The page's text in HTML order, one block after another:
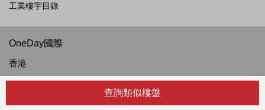
查詢類似樓盤
工業樓宇目錄
OneDay國際
香港
越南